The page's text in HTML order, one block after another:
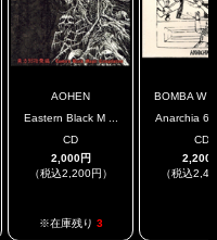
AOHEN
Eastern Black M ...
CD
2,000円
（税込2,200円）
※在庫残り 3
BOMBA W
Anarchia
CD
2,200
（税込